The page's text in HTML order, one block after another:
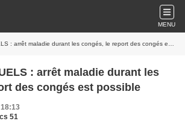
MENU
: arrêt maladie durant les congés, le report des congés est possible
: arrêt maladie durant les
des congés est possible
51